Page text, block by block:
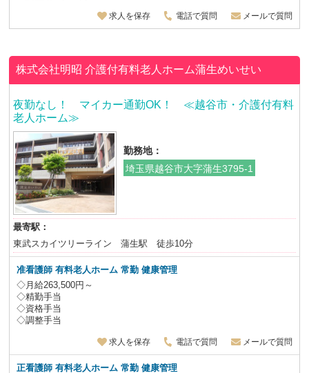
求人を保存 電話で質問 メールで質問
株式会社明昭介護付有料老人ホーム蒲生めいせい
夜勤なし！ マイカー通勤OK！ ≪越谷市・介護付有料
老人ホーム≫
勤務地：
埼玉県越谷市大字蒲生3795-1
最寄駅：
東武スカイツリーライン 蒲生駅 徒歩10分
准看護師 有料老人ホーム 常勤 健康管理
◇月給263,500円～
◇精勤手当
◇資格手当
◇調整手当
求人を保存 電話で質問 メールで質問
正看護師 有料老人ホーム 常勤 健康管理